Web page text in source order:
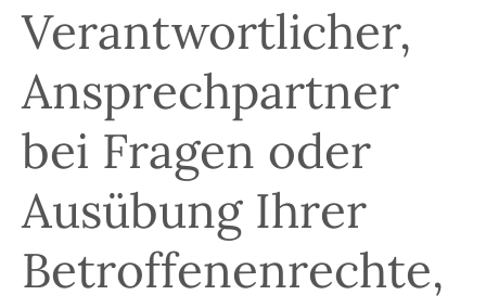
Verantwortlicher,
Ansprechpartner
bei Fragen oder
Ausübung Ihrer
Betroffenenrechte,